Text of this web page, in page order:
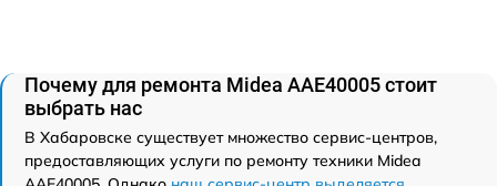
Почему для ремонта Midea AAE40005 стоит
выбрать нас
В Хабаровске существует множество сервис-центров,
предоставляющих услуги по ремонту техники Midea